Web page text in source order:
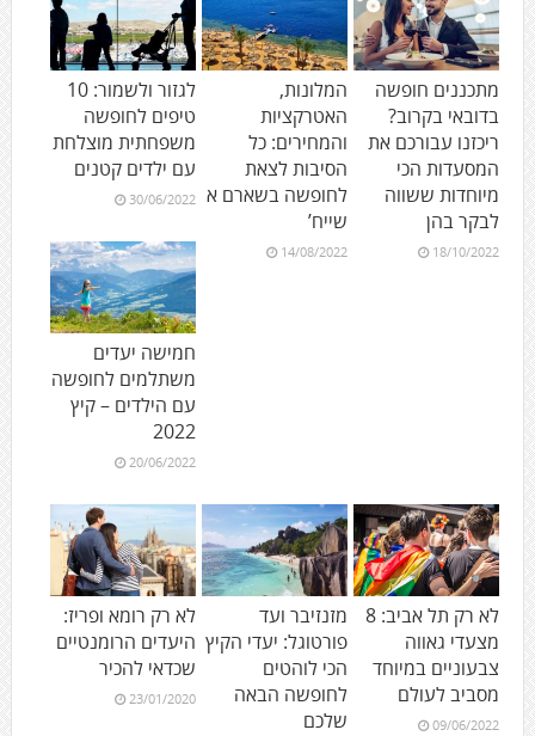
מתכננים חופשה
בדובאי בקרוב?
ריכזנו עבורכם את
המסעדות הכי
מיוחדות ששווה
לבקר בהן
18/10/2022
המלונות,
האטרקציות
והמחירים: כל
הסיבות לצאת
לחופשה בשארם א
שייח’
14/08/2022
לגזור ולשמור: 10
טיפים לחופשה
משפחתית מוצלחת
עם ילדים קטנים
30/06/2022
חמישה יעדים
משתלמים לחופשה
עם הילדים – קיץ
2022
20/06/2022
לא רק תל אביב: 8
מצעדי גאווה
צבעוניים במיוחד
מסביב לעולם
09/06/2022
מזנזיבר ועד
פורטוגל: יעדי הקיץ
הכי לוהטים
לחופשה הבאה
שלכם
לא רק רומא ופריז:
היעדים הרומנטיים
שכדאי להכיר
23/01/2020